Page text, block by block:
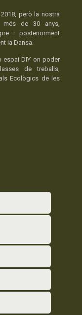
però la nostra
més de 30 anys,
i posteriorment
la Dansa.
DIY on poder
de treballs,
Ecològics de les